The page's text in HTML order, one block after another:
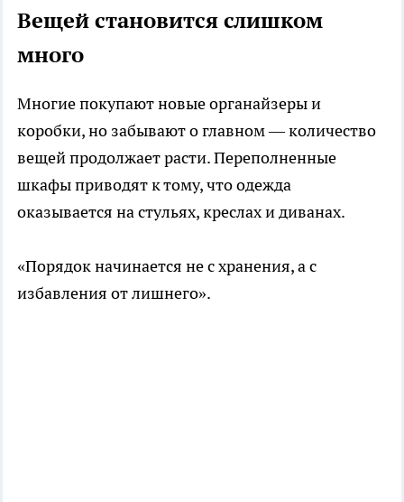
Вещей становится слишком
много
Многие покупают новые органайзеры и
коробки, но забывают о главном — количество
вещей продолжает расти. Переполненные
шкафы приводят к тому, что одежда
оказывается на стульях, креслах и диванах.
«Порядок начинается не с хранения, а с
избавления от лишнего».